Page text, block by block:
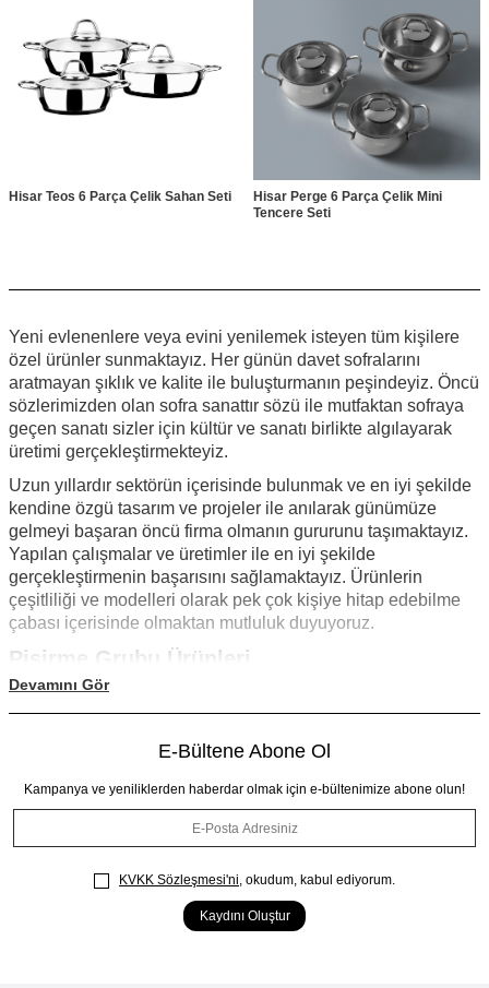
Hisar Teos 6 Parça Çelik Sahan Seti
Hisar Perge 6 Parça Çelik Mini
Tencere Seti
Yeni evlenenlere veya evini yenilemek isteyen tüm kişilere
özel ürünler sunmaktayız. Her günün davet sofralarını
aratmayan şıklık ve kalite ile buluşturmanın peşindeyiz. Öncü
sözlerimizden olan sofra sanattır sözü ile mutfaktan sofraya
geçen sanatı sizler için kültür ve sanatı birlikte algılayarak
üretimi gerçekleştirmekteyiz.
Uzun yıllardır sektörün içerisinde bulunmak ve en iyi şekilde
kendine özgü tasarım ve projeler ile anılarak günümüze
gelmeyi başaran öncü firma olmanın gururunu taşımaktayız.
Yapılan çalışmalar ve üretimler ile en iyi şekilde
gerçekleştirmenin başarısını sağlamaktayız. Ürünlerin
çeşitliliği ve modelleri olarak pek çok kişiye hitap edebilme
çabası içerisinde olmaktan mutluluk duyuyoruz.
Pişirme Grubu Ürünleri
Mutfakta en çok kullanılan ürünler arasında pişirme grubu yer
almaktadır. Kalitesinden ödün vermeden en iyi şekilde
üretilen ürünler sayesinde yapılan yemeklerinde lezzetleri
korunarak en doğal hali ile sofraya sunulmaktadır. Ürünlerin
tasarım aşamasından kullanımdaki durumları tek tek
düşünülerek tasarlanmaktadır. Günümüzde ki moda renk ve
ihtiyaçlara göre şekil kazanmaktadır. Ürün kullanım kolaylığı
güvenle hazırlanılmaktadır.
Pişirme Ürünleri ve Çeşitleri
Devamını Gör
E-Bültene Abone Ol
Kampanya ve yeniliklerden haberdar olmak için e-bültenimize abone olun!
Kaydını Oluştur
KVKK Sözleşmesi'ni, okudum, kabul ediyorum.